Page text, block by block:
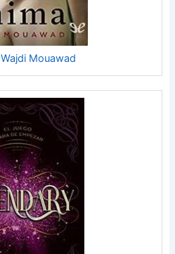
Mouawad